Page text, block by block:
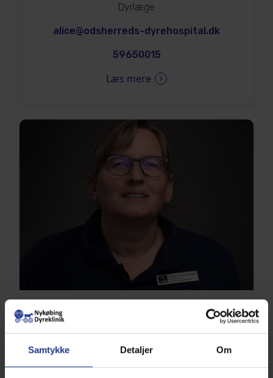
Samtykke Detaljer Om
Dyrlæge
alice@odsherreds-dyrehospital.dk
59650015
Læs mere
Aut. Veterinærsygeplejerske
info@odsherreds-dyrehospital.dk